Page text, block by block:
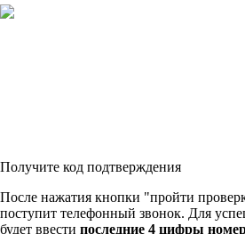
Получите код подтверждения
После нажатия кнопки "пройти
поступит телефонный звонок. Для
будет ввести последние 4 цифры